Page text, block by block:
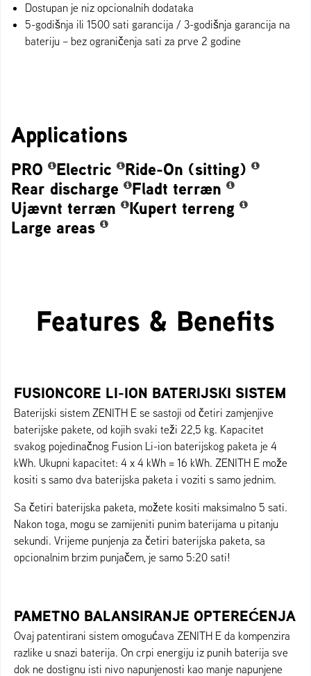
Dostupan je niz opcionalnih dodataka
5-godišnja ili 1500 sati garancija / 3-godišnja garancija na
bateriju – bez ograničenja sati za prve 2 godine
Applications
PRO Electric
Ride-On (sitting)
Rear discharge
Fladt terræn
Ujævnt terræn
Kupert terreng
Large areas
Features & Benefits
FUSIONCORE LI-ION BATERIJSKI SISTEM
Baterijski sistem ZENITH E se sastoji od četiri zamjenjive
baterijske pakete, od kojih svaki teži 22,5 kg. Kapacitet
svakog pojedinačnog Fusion Li-ion baterijskog paketa je 4
kWh. Ukupni kapacitet: 4 x 4 kWh = 16 kWh. ZENITH E može
kositi s samo dva baterijska paketa i voziti s samo jednim.
Sa četiri baterijska paketa, možete kositi maksimalno 5 sati.
Nakon toga, mogu se zamijeniti punim baterijama u pitanju
sekundi. Vrijeme punjenja za četiri baterijska paketa, sa
opcionalnim brzim punjačem, je samo 5:20 sati!
PAMETNO BALANSIRANJE OPTEREĆENJA
Ovaj patentirani sistem omogućava ZENITH E da kompenzira
razlike u snazi baterija. On crpi energiju iz punih baterija sve
dok ne dostignu isti nivo napunjenosti kao manje napunjene